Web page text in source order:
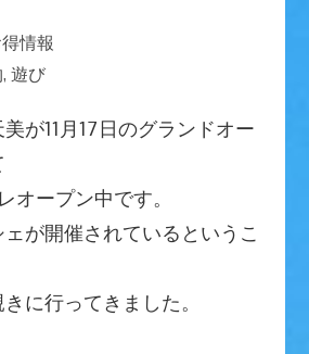
情報
,遊び
が11月17日のグランドオー
オープン中です。
が開催されているというこ
に行ってきました。